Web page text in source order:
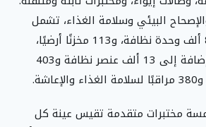
البيئي وسلامة الغذاء، تشمل
المنظومة أكثر من 88 ألف وحدة نظافة، و113 مخزنًا أرضيًا،
و1,235 وحدة ضغط، إضافة إلى 13 ألف عنصر نظافة و403
مختبرات متقدمة تقيس عينة كل